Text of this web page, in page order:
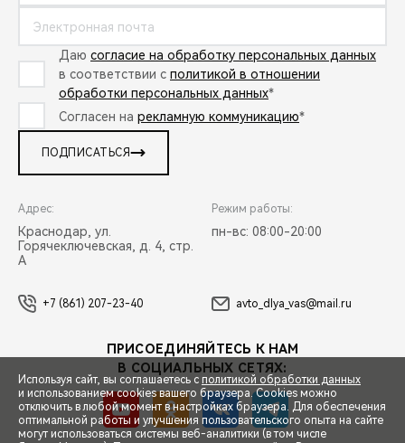
Даю согласие на обработку персональных данных
в соответствии с политикой в отношении
обработки персональных данных*
Согласен на рекламную коммуникацию*
ПОДПИСАТЬСЯ
Адрес:
Краснодар, ул.
Горячеключевская, д. 4, стр.
А
Режим работы:
пн-вс: 08:00-20:00
+7 (861) 207-23-40 avto_dlya_vas@mail.ru
ПРИСОЕДИНЯЙТЕСЬ К НАМ
В СОЦИАЛЬНЫХ СЕТЯХ:
Используя сайт, вы соглашаетесь с политикой обработки данных
и использованием cookies вашего браузера. Cookies можно
отключить в любой момент в настройках браузера. Для обеспечения
оптимальной работы и улучшения пользовательского опыта на сайте
могут использоваться системы веб-аналитики (в том числе